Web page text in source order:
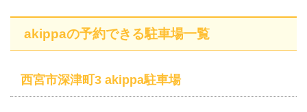
akippaの予約できる駐車場一覧
西宮市深津町3 akippa駐車場